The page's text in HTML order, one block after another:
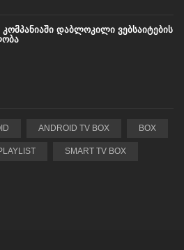
კომპანიაში დაბლოკილი ვებსაიტების
ANDROID TV BOX BOX
SMART TV BOX